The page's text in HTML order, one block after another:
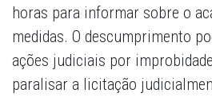
horas para informar sobre o
medidas. O descumprimento
ações judiciais por
paralisar a licitação